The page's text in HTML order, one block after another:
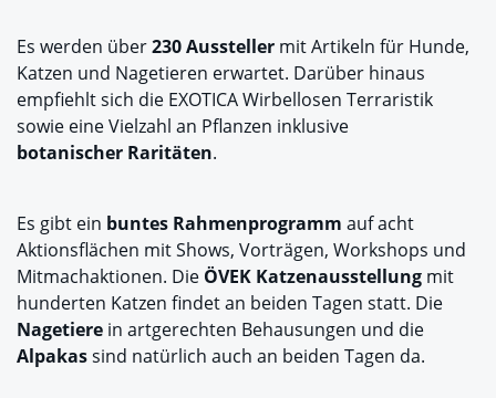
Es werden über230 Aussteller mit Artikeln für Hunde,
Katzen und Nagetieren erwartet. Darüber hinaus
empfiehlt sich die EXOTICA Wirbellosen Terraristik
sowie eine Vielzahl an Pflanzen inklusive
botanischer Raritäten.
Es gibt ein buntes Rahmenprogramm auf acht
Aktionsflächen mit Shows, Vorträgen, Workshops und
Mitmachaktionen. Die ÖVEK Katzenausstellung mit
hunderten Katzen findet an beiden Tagen statt. Die
Nagetiere in artgerechten Behausungen und die
Alpakassind natürlich auch an beiden Tagen da.